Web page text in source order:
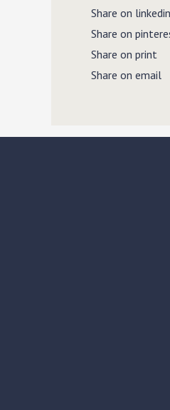
Share on linkedin
Share on
Share on print
Share on email